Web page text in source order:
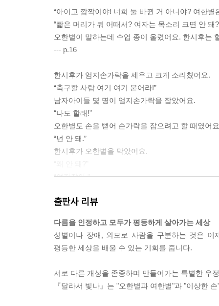
“아이고 깜짝이야! 너희 둘 바뀐 거 아니야? 여한
“짧은 머리가 뭐 어때서? 여자는 목소리 크면 안 돼
오한별이 말하는데 수업 종이 울렸어요. 한시후는
--- p.16
한시후가 엄지손가락을 세우고 크게 소리쳤어요.
“축구할 사람 여기 여기 붙어라!”
남자아이들 몇 명이 엄지손가락을 잡았어요.
“나도 할래!”
오한별도 손을 뻗어 손가락을 잡으려고 할 때였어
“넌 안 돼.”
한시후가 오한별을 막았어요.
“여자잖아.”
--- p.20
토리는 다롱이가 너무한다고 생각했어요. 안 해도
선생님이 토리 옆으로 왔어요.
“토리도 해 볼래요?”
“알았어요. 마음이 바뀌면 연습해도 돼요.”
선생님이 오카리나 잡는 법을 설명했어요.
출판사 리뷰
다름을 인정하고 모두가 평등하게 살아가는 세상
성별이나 장애, 외모로 사람을 구분하는 것은
평등한 세상을 배울 수 있는 기회를 줍니다.
서로 다른 개성을 존중하며 만들어가는 특별한 우
『달라서 빛나』는 "오한별과 여한별"과 "이상한